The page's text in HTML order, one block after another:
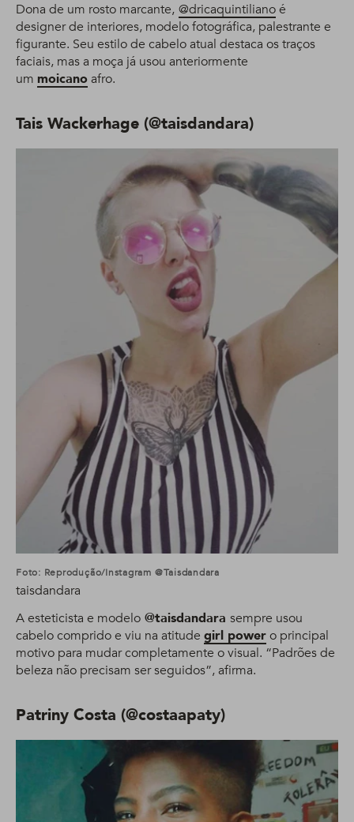
Dona de um rosto marcante, @dricaquintilianoé
designer de interiores, modelo fotográfica, palestrante e
figurante. Seu estilo de cabelo atual destaca os traços
faciais, mas a moça já usou anteriormente
um moicano afro.
Tais Wackerhage (@taisdandara)
Foto: Reprodução/Instagram @taisdandara
taisdandara
A esteticista e modelo @taisdandara sempre usou
cabelo comprido e viu na atitude girl powero principal
motivo para mudar completamente o visual. “Padrões de
beleza não precisam ser seguidos”, afirma.
Patriny Costa (@costaapaty)